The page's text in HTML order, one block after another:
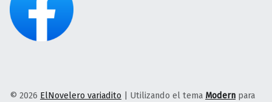
© 2026 ElNovelero variadito | Utilizando el tema Modern para